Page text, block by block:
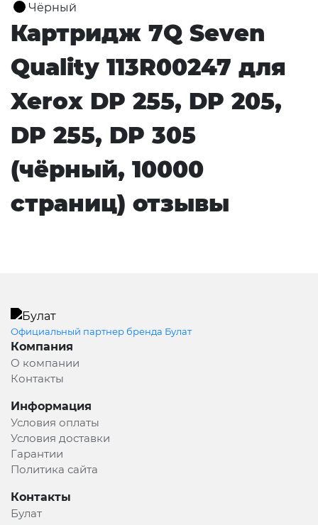
Чёрный
Картридж 7Q Seven
Quality 113R00247 для
Xerox DP 255, DP 205,
DP 255, DP 305
(чёрный, 10000
страниц) отзывы
Официальный партнер бренда Булат
Компания
О компании
Контакты
Информация
Условия оплаты
Условия доставки
Гарантии
Политика сайта
Контакты
Булат